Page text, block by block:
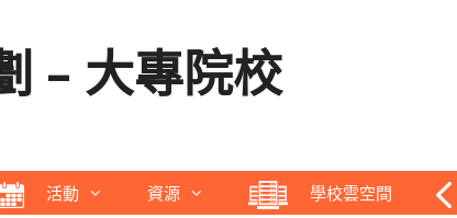
– 大專院校
活動 資源 學校雲空間